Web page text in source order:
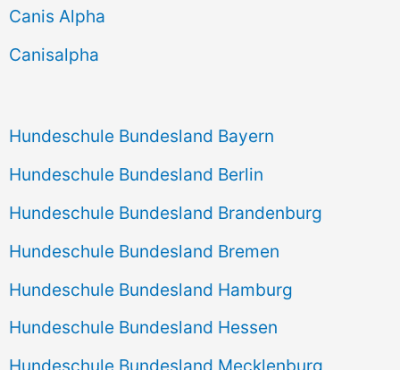
c
h
Canis Alpha
Canisalpha
Hundeschule Bundesland Bayern
Hundeschule Bundesland Berlin
Hundeschule Bundesland Brandenburg
Hundeschule Bundesland Bremen
Hundeschule Bundesland Hamburg
Hundeschule Bundesland Hessen
Hundeschule Bundesland Mecklenburg